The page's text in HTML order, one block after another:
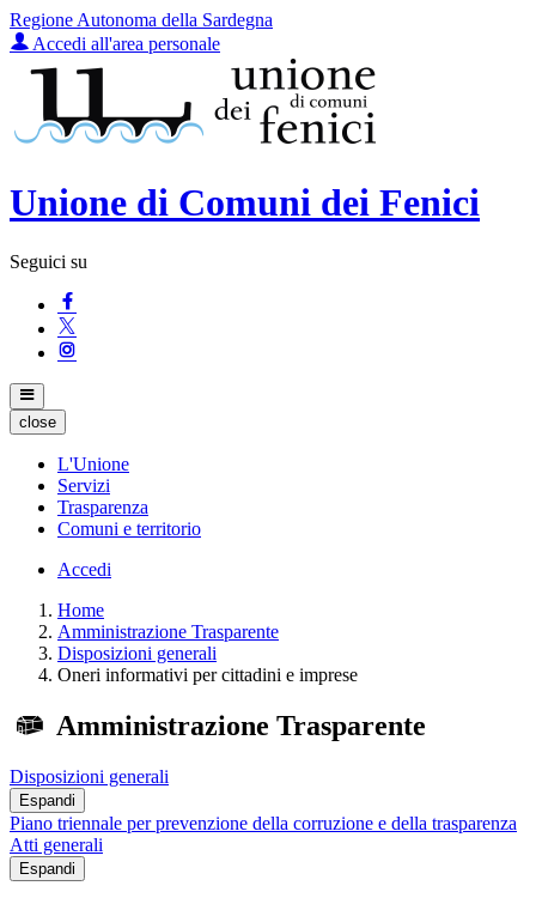
Regione Autonoma della Sardegna
Accedi all'area personale
Unione di Comuni dei Fenici
Seguici su
close
L'Unione
Servizi
Trasparenza
Comuni e territorio
Accedi
Home
Amministrazione Trasparente
Disposizioni generali
Oneri informativi per cittadini e imprese
Amministrazione Trasparente
Disposizioni generali
Espandi
Piano triennale per prevenzione della corruzione e della trasparenza
Atti generali
Espandi